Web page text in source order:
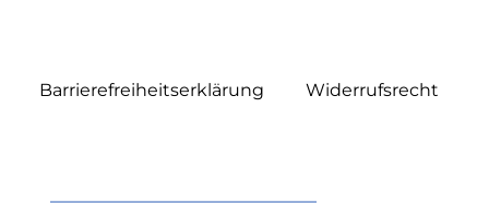
Barrierefreiheitserklärung Widerrufs­recht